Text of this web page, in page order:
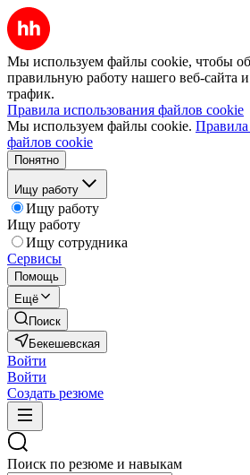
Мы используем файлы cookie, чтобы
правильную работу нашего веб-сайта и
трафик.
Правила использования файлов cookie
Мы используем файлы cookie. Правила
файлов cookie
Понятно
Ищу работу
Ищу работу
Ищу работу
Ищу сотрудника
Сервисы
Помощь
Ещё
Поиск
Бекешевская
Войти
Войти
Создать резюме
Поиск по резюме и навыкам